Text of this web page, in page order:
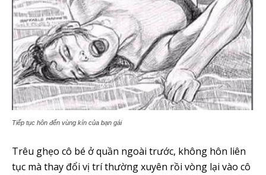
Tiếp tục hôn đến vùng kín của bạn gái
Trêu ghẹo cô bé ở quần ngoài trước, không hôn liên
tục mà thay đổi vị trí thường xuyên rồi vòng lại vào cô